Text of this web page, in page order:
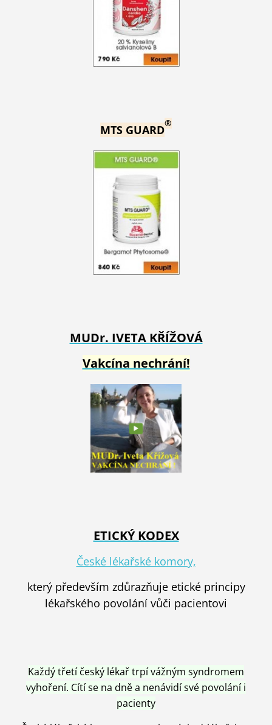
MTS GUARD®
MUDr. IVETA KŘÍŽOVÁ
Vakcína nechrání!
ETICKÝ KODEX
České lékařské komory,
který především zdůrazňuje etické principy
lékařského povolání vůči pacientovi
Každý třetí český lékař trpí vážným syndromem
vyhoření. Cítí se na dně a nenávidí své povolání i
pacienty